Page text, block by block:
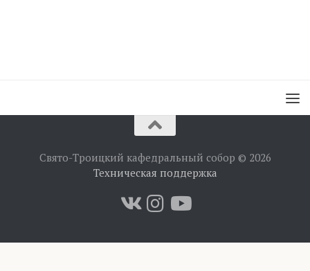
Свято-Троицкий кафедральный собор © 2026
Техническая поддержка